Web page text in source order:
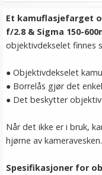
Et kamuflasjefarget
f/2.8 & Sigma 150-
objektivdekselet finnes
● Objektivdekselet
● Borrelås gjør det
● Det beskytter
Når det ikke er i bruk,
hjørne av kameravesken.
Spesifikasjoner for